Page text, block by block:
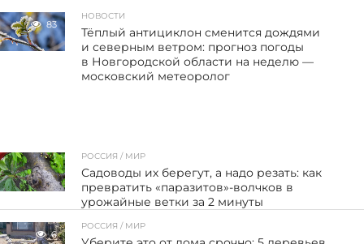
83
НОВОСТИ
Тёплый антициклон сменится дождями
и северным ветром: прогноз погоды
в Новгородской области на неделю —
московский метеоролог
РОССИЯ / МИР
Садоводы их берегут, а надо резать: как
превратить «паразитов»-волчков в
урожайные ветки за 2 минуты
6
РОССИЯ / МИР